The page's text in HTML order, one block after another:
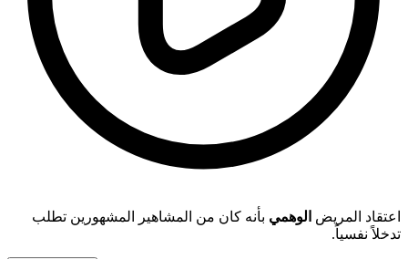
اعتقاد المريض الوهمي بأنه كان من المشاهير المشهورين تطلب
تدخلاً نفسياً.